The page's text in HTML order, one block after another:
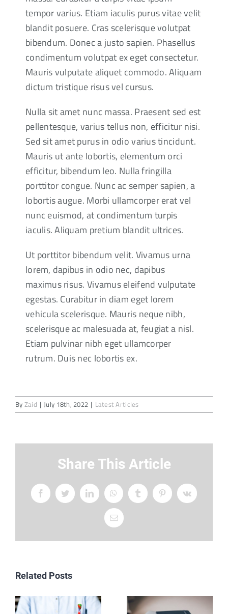
tempor varius. Etiam iaculis purus vitae velit
blandit posuere. Cras scelerisque volutpat
bibendum. Donec a justo sapien. Phasellus
condimentum volutpat ex eget consectetur.
Mauris vulputate aliquet commodo. Aliquam
dictum tristique risus vel cursus.
Nulla sit amet nunc massa. Praesent sed est
pellentesque, varius tellus non, efficitur nisi.
Sed sit amet purus in odio varius tincidunt.
Mauris ut ante lobortis, elementum orci
efficitur, bibendum leo. Nulla fringilla
porttitor congue. Nunc ac semper sapien, a
lobortis augue. Morbi ullamcorper erat vel
nunc euismod, at condimentum turpis
iaculis. Aliquam pretium blandit ultrices.
Ut porttitor bibendum velit. Vivamus urna
lorem, dapibus in odio nec, dapibus
maximus risus. Vivamus eleifend vulputate
egestas. Curabitur in diam eget lorem
vehicula scelerisque. Mauris neque nibh,
scelerisque ac malesuada at, feugiat a nisl.
Etiam pulvinar nibh eget ullamcorper
rutrum. Duis nec lobortis ex.
By Zaid | July 18th, 2022 | Latest Articles
Share This Article
FacebookTwitter LinkedInWhatsAppTumblrPinterestVk
Email
Related Posts